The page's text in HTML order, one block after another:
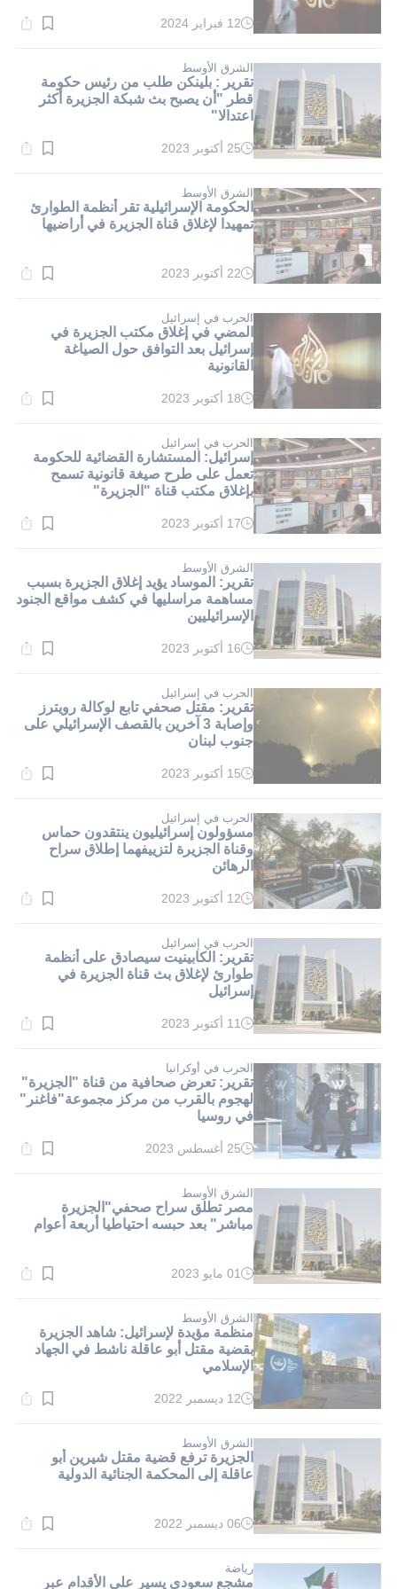
وقت
دقيقة.
12 فبراير 2024
الشرق الأوسط
تقرير : بلينكن طلب من رئيس حكومة
قطر "أن يصبح بث شبكة الجزيرة أكثر
اعتدالا"
وقت
دقيقة.
25 أكتوبر 2023
الشرق الأوسط
الحكومة الإسرائيلية تقر أنظمة الطوارئ
تمهيدا لإغلاق قناة الجزيرة في أراضيها
وقت
دقيقة.
22 أكتوبر 2023
الحرب في إسرائيل
المضي في إغلاق مكتب الجزيرة في
إسرائيل بعد التوافق حول الصياغة
القانونية
وقت
دقيقة.
18 أكتوبر 2023
الحرب في إسرائيل
إسرائيل: المستشارة القضائية للحكومة
تعمل على طرح صيغة قانونية تسمح
بإغلاق مكتب قناة "الجزيرة"
وقت
دقيقة.
17 أكتوبر 2023
الشرق الأوسط
تقرير: الموساد يؤيد إغلاق الجزيرة بسبب
مساهمة مراسليها في كشف مواقع الجنود
الإسرائيليين
وقت
دقيقة.
16 أكتوبر 2023
الحرب في إسرائيل
تقرير: مقتل صحفي تابع لوكالة رويترز
وإصابة 3 آخرين بالقصف الإسرائيلي على
جنوب لبنان
وقت
دقيقة.
15 أكتوبر 2023
الحرب في إسرائيل
مسؤولون إسرائيليون ينتقدون حماس
وقناة الجزيرة لتزييفهما إطلاق سراح
الرهائن
وقت
دقيقة.
12 أكتوبر 2023
الحرب في إسرائيل
تقرير: الكابينيت سيصادق على أنظمة
طوارئ لإغلاق بث قناة الجزيرة في
إسرائيل
وقت
دقيقة.
11 أكتوبر 2023
الحرب في أوكرانيا
تقرير: تعرض صحافية من قناة "الجزيرة"
لهجوم بالقرب من مركز مجموعة"فاغنر"
في روسيا
وقت
دقيقة.
25 أغسطس 2023
الشرق الأوسط
مصر تطلق سراح صحفي"الجزيرة
مباشر" بعد حبسه احتياطيا أربعة أعوام
وقت
دقيقة.
01 مايو 2023
الشرق الأوسط
منظمة مؤيدة لإسرائيل: شاهد الجزيرة
بقضية مقتل أبو عاقلة ناشط في الجهاد
الإسلامي
وقت
دقيقة.
12 ديسمبر 2022
الشرق الأوسط
الجزيرة ترفع قضية مقتل شيرين أبو
عاقلة إلى المحكمة الجنائية الدولية
وقت
دقيقة.
06 ديسمبر 2022
رياضة
مشجع سعودي يسير على الأقدام عبر